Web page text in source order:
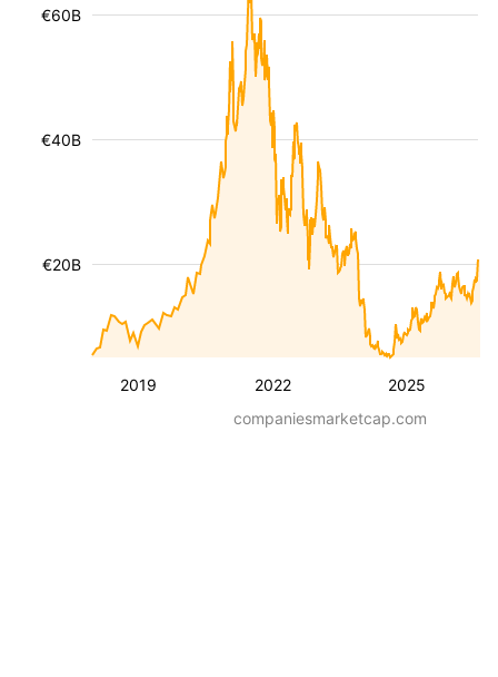
2019 2022 2025
€20B
€40B
€60B
companiesmarketcap.com